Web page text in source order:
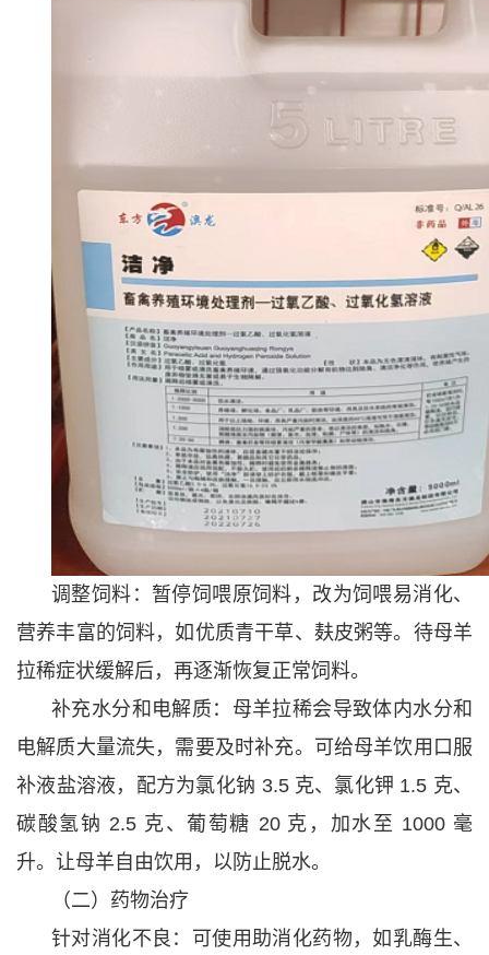
调整饲料：暂停饲喂原饲料，改为饲喂易消化、
营养丰富的饲料，如优质青干草、麸皮粥等。待母羊
拉稀症状缓解后，再逐渐恢复正常饲料。
补充水分和电解质：母羊拉稀会导致体内水分和
电解质大量流失，需要及时补充。可给母羊饮用口服
补液盐溶液，配方为氯化钠 3.5 克、氯化钾 1.5 克、
碳酸氢钠 2.5 克、葡萄糖 20 克，加水至 1000 毫
升。让母羊自由饮用，以防止脱水。
（二）药物治疗
针对消化不良：可使用助消化药物，如乳酶生、